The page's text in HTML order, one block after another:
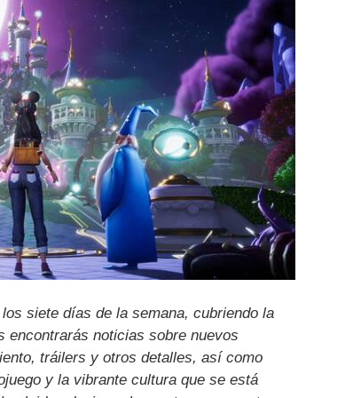
siete días de la semana, cubriendo la
encontrarás noticias sobre nuevos
tráilers y otros detalles, así como
y la vibrante cultura que se está